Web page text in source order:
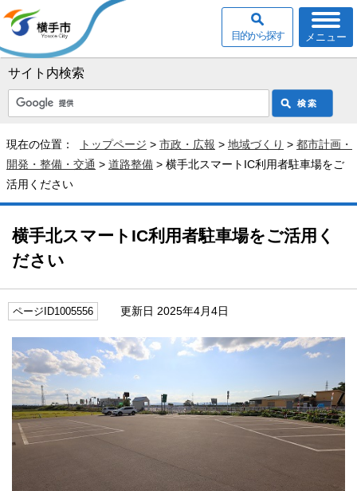
サイト内検索
メニュー
目的から探す
現在の位置： トップページ > 市政・広報 > 地域づくり > 都市計画・
開発・整備・交通 > 道路整備 > 横手北スマートIC利用者駐車場をご
活用ください
横手北スマートIC利用者駐車場をご活用く
ださい
ページID1005556 更新日 2025年4月4日